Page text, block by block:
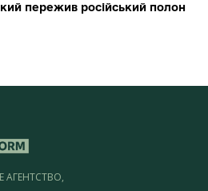
пережив російський полон
АГЕНТСТВО,